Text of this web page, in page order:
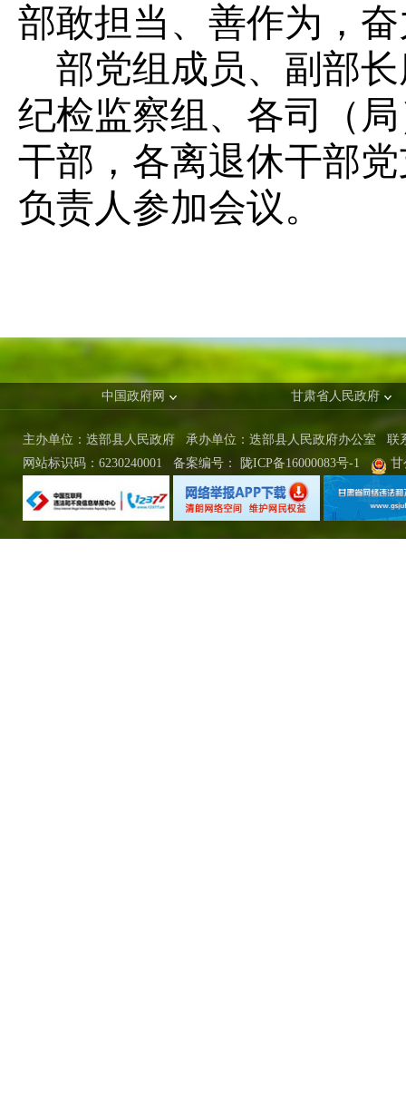
部敢担当、善作为，
部党组成员、副部
纪检监察组、各司（
干部，各离退休干部
负责人参加会议。
中国政府网 甘肃省人民政府
主办单位：迭部县人民政府 承办单位：迭部县人民政府办公室 联
网站标识码：6230240001
备案编号： 陇ICP备16000083号-1 甘